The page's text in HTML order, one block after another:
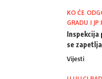
KO ĆE
GRADU I
Inspekcija
se
Vijesti